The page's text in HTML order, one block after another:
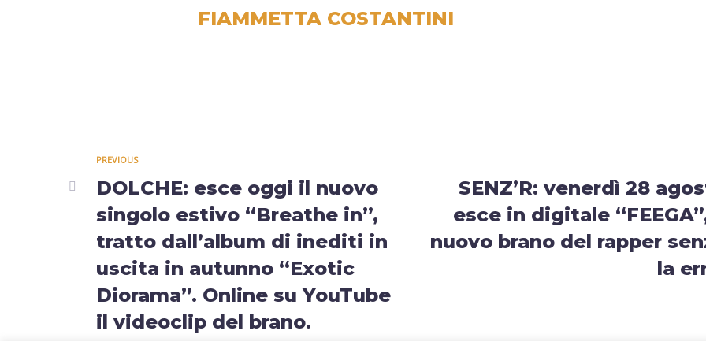
FIAMMETTA COSTANTINI
PREVIOUS
DOLCHE: esce oggi il nuovo
singolo estivo “Breathe in”,
tratto dall’album di inediti in
uscita in autunno “Exotic
Diorama”. Online su YouTube
il videoclip del brano.
SENZ’R: venerdì 28
esce in digitale
nuovo brano del rapper
la